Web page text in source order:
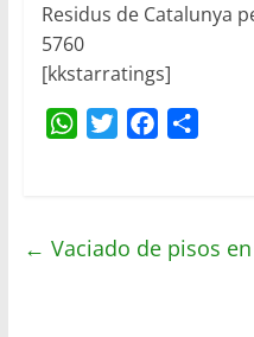
Residus de Catalunya
5760
[kkstarratings]
W
s
t
b
a
← Vaciado de pisos